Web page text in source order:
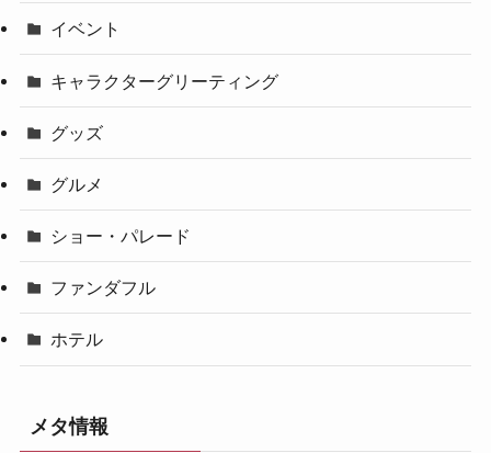
イベント
キャラクターグリーティング
グッズ
グルメ
ショー・パレード
ファンダフル
ホテル
メタ情報